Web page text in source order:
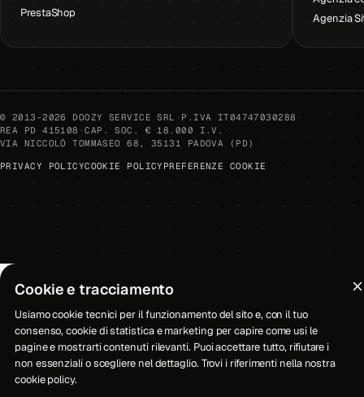
PrestaShop
Agenzia
© 2013-2026 DOOZY SERVICE SRL · P.IVA IT04747030288 ·
REA PD 415108 ·CAP. SOC. € 18.000 I.V. ·
VIA NICCOLÒ TOMMASEO 68, 35131 PADOVA (PD)
PRIVACY POLICYCOOKIE POLICY PREFERENZE COOKIE
Cookie e tracciamento
Usiamo cookie tecnici per il funzionamento del sito e, con il tuo
consenso, cookie di statistica e marketing per capire come usi le
pagine e mostrarti contenuti rilevanti. Puoi accettare tutto, rifiutare i
non essenziali o scegliere nel dettaglio. Trovi i riferimenti nella nostra
cookie policy.